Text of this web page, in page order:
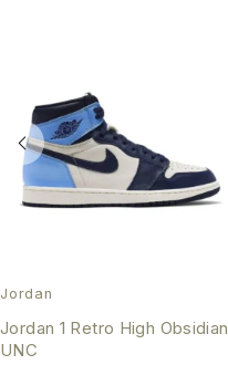
Jordan
Jordan 1 Retro High Obsidian
UNC